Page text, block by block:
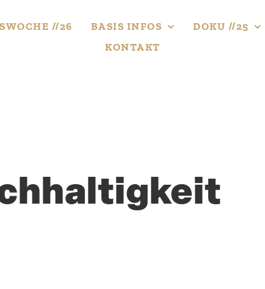
//26 BASIS INFOS DOKU //25
KONTAKT